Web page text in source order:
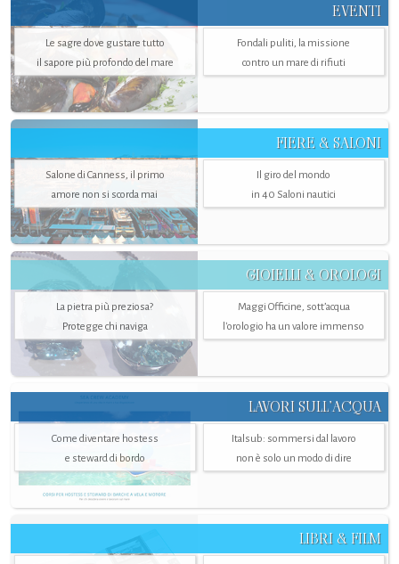
EVENTI
Le sagre dove gustare tutto
il sapore più profondo del mare
Fondali puliti, la missione
contro un mare di rifiuti
FIERE & SALONI
Salone di Canness, il primo
amore non si scorda mai
Il giro del mondo
in 40 Saloni nautici
GIOIELLI & OROLOGI
La pietra più preziosa?
Protegge chi naviga
Maggi Officine, sott’acqua
l'orologio ha un valore immenso
LAVORI SULL’ACQUA
Come diventare hostess
e steward di bordo
Italsub: sommersi dal lavoro
non è solo un modo di dire
LIBRI & FILM